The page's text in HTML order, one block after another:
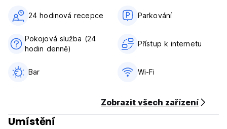
Nekuřácké.
(Auto-translated from original language)
24 hodinová recepce Parkování
Pokojová služba (24
hodin denně)
Přístup k internetu
Bar Wi-Fi
Zobrazit všech zařízení
Umístění